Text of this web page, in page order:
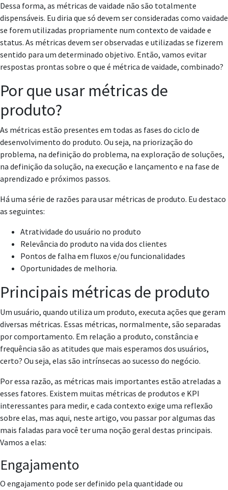
Dessa forma, as métricas de vaidade não são totalmente
dispensáveis. Eu diria que só devem ser consideradas como vaidade
se forem utilizadas propriamente num contexto de vaidade e
status. As métricas devem ser observadas e utilizadas se fizerem
sentido para um determinado objetivo. Então, vamos evitar
respostas prontas sobre o que é métrica de vaidade, combinado?
Por que usar métricas de
produto?
As métricas estão presentes em todas as fases do ciclo de
desenvolvimento do produto. Ou seja, na priorização do
problema, na definição do problema, na exploração de soluções,
na definição da solução, na execução e lançamento e na fase de
aprendizado e próximos passos.
Há uma série de razões para usar métricas de produto. Eu destaco
as seguintes:
Atratividade do usuário no produto
Relevância do produto na vida dos clientes
Pontos de falha em fluxos e/ou funcionalidades
Oportunidades de melhoria.
Principais métricas de produto
Um usuário, quando utiliza um produto, executa ações que geram
diversas métricas. Essas métricas, normalmente, são separadas
por comportamento. Em relação a produto, constância e
frequência são as atitudes que mais esperamos dos usuários,
certo? Ou seja, elas são intrínsecas ao sucesso do negócio.
Por essa razão, as métricas mais importantes estão atreladas a
esses fatores. Existem muitas métricas de produtos e KPI
interessantes para medir, e cada contexto exige uma reflexão
sobre elas, mas aqui, neste artigo, vou passar por algumas das
mais faladas para você ter uma noção geral destas principais.
Vamos a elas:
Engajamento
O engajamento pode ser definido pela quantidade ou